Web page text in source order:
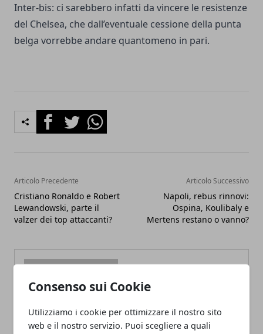
Consenso sui Cookie
Utilizziamo i cookie per ottimizzare il nostro sito
web e il nostro servizio. Puoi scegliere a quali
Inter-bis: ci sarebbero infatti da vincere le resistenze
del Chelsea, che dall’eventuale cessione della punta
belga vorrebbe andare quantomeno in pari.
FacebookTwitterWhatsapp
Articolo Precedente
Cristiano Ronaldo e Robert
Lewandowski, parte il
valzer dei top attaccanti?
Articolo Successivo
Napoli, rebus rinnovi:
Ospina, Koulibaly e
Mertens restano o vanno?
Redazione